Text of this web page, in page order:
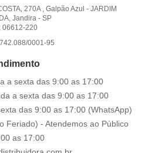
270A , Galpão Azul - JARDIM
Jandira - SP
06612-220
0001-95
a sexta das 9:00 as 17:00
a sexta das 9:00 as 17:00
das 9:00 as 17:00 (WhatsApp)
Feriado) - Atendemos ao Público
as 17:00